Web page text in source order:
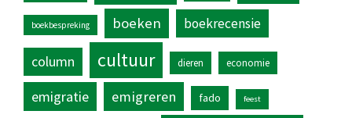
boekbespreking boeken boekrecensie
column cultuur dieren economie
emigratie emigreren fado feest